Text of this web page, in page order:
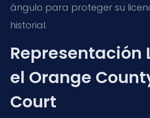
ángulo para proteger su
historial.
Representación
el Orange
Court